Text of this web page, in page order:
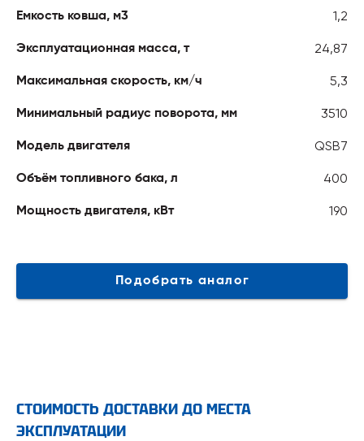
Емкость ковша, м3 1,2
Эксплуатационная масса, т 24,87
Максимальная скорость, км/ч 5,3
Минимальный радиус поворота, мм 3510
Модель двигателя QSB7
Объём топливного бака, л 400
Мощность двигателя, кВт 190
Подобрать аналог
СТОИМОСТЬ ДОСТАВКИ ДО МЕСТА
ЭКСПЛУАТАЦИИ